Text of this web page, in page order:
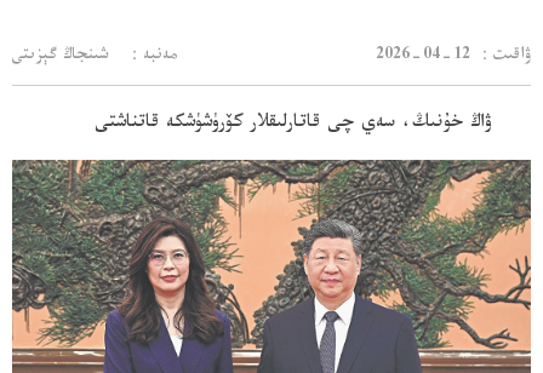
2026-04-12 ：ۋاقىت مەنبە： شىنجاڭ گېزىتى
ۋاڭ خۇنىڭ، سەي چى قاتارلىقلار كۆرۈشۈشكە قاتناشتى